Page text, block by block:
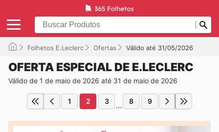
Folhetos E.Leclerc Ofertas Válido até 31/05/2026
OFERTA ESPECIAL DE E.LECLERC
Válido de 1 de maio de 2026 até 31 de maio de 2026
1 2 3 ... 8 9